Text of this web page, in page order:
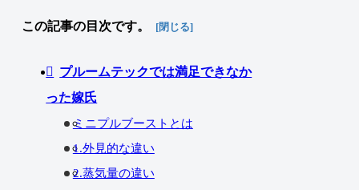
この記事の目次です。
プルームテックでは満足できなか
った嫁氏
ミニプルブーストとは
1.外見的な違い
2.蒸気量の違い